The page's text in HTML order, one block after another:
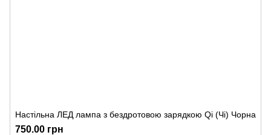
Настільна ЛЕД лампа з бездротовою зарядкою Qi (Чі) Чорна
750.00 грн